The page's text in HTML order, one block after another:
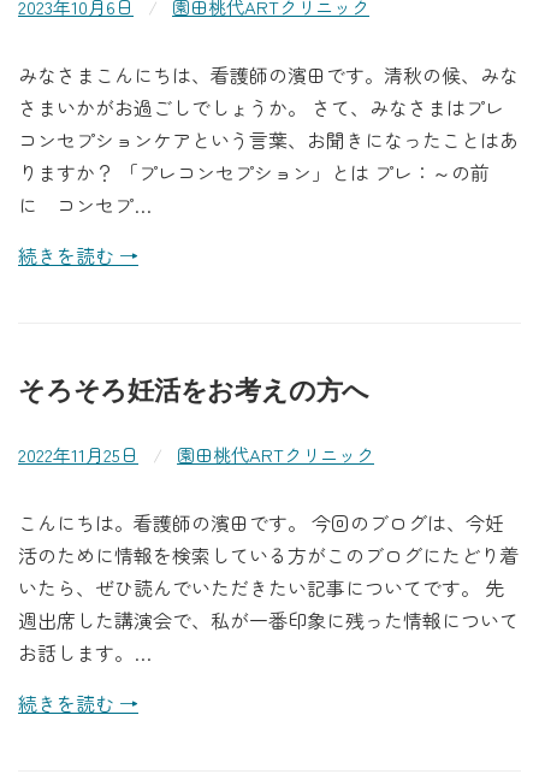
2023年10月6日 / 園田桃代ARTクリニック
みなさまこんにちは、看護師の濱田です。清秋の候、みな
さまいかがお過ごしでしょうか。 さて、みなさまはプレ
コンセプションケアという言葉、お聞きになったことはあ
りますか？ 「プレコンセプション」とは プレ：～の前
に コンセプ…
続きを読む →
そろそろ妊活をお考えの方へ
2022年11月25日 / 園田桃代ARTクリニック
こんにちは。看護師の濱田です。 今回のブログは、今妊
活のために情報を検索している方がこのブログにたどり着
いたら、ぜひ読んでいただきたい記事についてです。 先
週出席した講演会で、私が一番印象に残った情報について
お話します。…
続きを読む →